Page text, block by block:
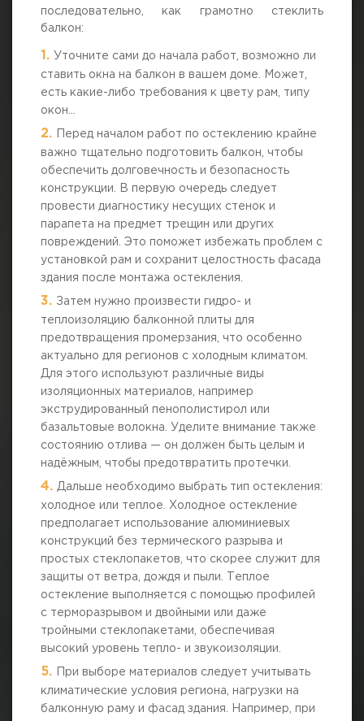
последовательно, как грамотно стеклить
балкон:
Уточните сами до начала работ, возможно ли
ставить окна на балкон в вашем доме. Может,
есть какие-либо требования к цвету рам, типу
окон…
Перед началом работ по остеклению крайне
важно тщательно подготовить балкон, чтобы
обеспечить долговечность и безопасность
конструкции. В первую очередь следует
провести диагностику несущих стенок и
парапета на предмет трещин или других
повреждений. Это поможет избежать проблем с
установкой рам и сохранит целостность фасада
здания после монтажа остекления.
Затем нужно произвести гидро- и
теплоизоляцию балконной плиты для
предотвращения промерзания, что особенно
актуально для регионов с холодным климатом.
Для этого используют различные виды
изоляционных материалов, например
экструдированный пенополистирол или
базальтовые волокна. Уделите внимание также
состоянию отлива — он должен быть целым и
надёжным, чтобы предотвратить протечки.
Дальше необходимо выбрать тип остекления:
холодное или теплое. Холодное остекление
предполагает использование алюминиевых
конструкций без термического разрыва и
простых стеклопакетов, что скорее служит для
защиты от ветра, дождя и пыли. Теплое
остекление выполняется с помощью профилей
с терморазрывом и двойными или даже
тройными стеклопакетами, обеспечивая
высокий уровень тепло- и звукоизоляции.
При выборе материалов следует учитывать
климатические условия региона, нагрузки на
балконную раму и фасад здания. Например, при